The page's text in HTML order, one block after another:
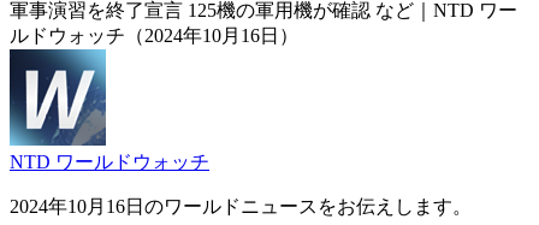
軍事演習を終了宣言 125機の軍用機が確認 など｜NTD ワー
ルドウォッチ（2024年10月16日）
NTD ワールドウォッチ
2024年10月16日のワールドニュースをお伝えします。